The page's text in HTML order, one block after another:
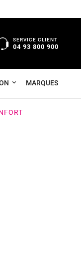
SERVICE CLIENT
04 93 800 900
MARQUES